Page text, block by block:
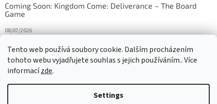
Tento web používá soubory cookie. Dalším procházením
tohoto webu vyjadřujete souhlas s jejich používáním.. Více
informacízde.
Settings
Coming Soon: Kingdom Come: Deliverance – The Board
Game
08/07/2026
27/10/2025
Created by Shoptet